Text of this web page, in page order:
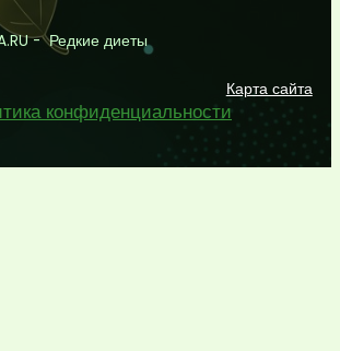
- Редкие диеты
Карта сайта
конфиденциальности